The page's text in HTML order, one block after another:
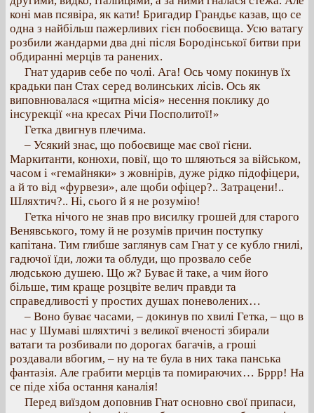
коні мав псявіра, як кати! Бригадир Грандьє казав, що се
одна з найбільш пажерливих гієн побоєвища. Усю ватагу
розбили жандарми два дні після Бородінської битви при
обдиранні мерців та ранених.
Гнат ударив себе по чолі. Ага! Ось чому покинув їх
крадьки пан Стах серед волинських лісів. Ось як
виповнювалася «щитна місія» несення поклику до
інсурекції «на кресах Річи Посполитої!»
Гетка двигнув плечима.
– Усякий знає, що побоєвище має свої гієни.
Маркитанти, конюхи, повії, що то шляються за військом,
часом і «гемайняки» з жовнірів, дуже рідко підофіцери,
а й то від «фурвези», але щоби офіцер?.. Затрацени!..
Шляхтич?.. Ні, сього й я не розумію!
Гетка нічого не знав про висилку грошей для старого
Венявського, тому й не розумів причин поступку
капітана. Тим глибше заглянув сам Гнат у се кубло гнилі,
гадючої їди, ложи та облуди, що прозвало себе
людською душею. Що ж? Буває й таке, а чим його
більше, тим краще розцвіте велич правди та
справедливості у простих душах поневолених…
– Воно буває часами, – докинув по хвилі Гетка, – що в
нас у Шумаві шляхтичі з великої вченості збирали
ватаги та розбивали по дорогах багачів, а гроші
роздавали вбогим, – ну на те була в них така панська
фантазія. Але грабити мерців та помираючих… Бррр! На
се піде хіба остання каналія!
Перед виїздом доповнив Гнат основно свої припаси,